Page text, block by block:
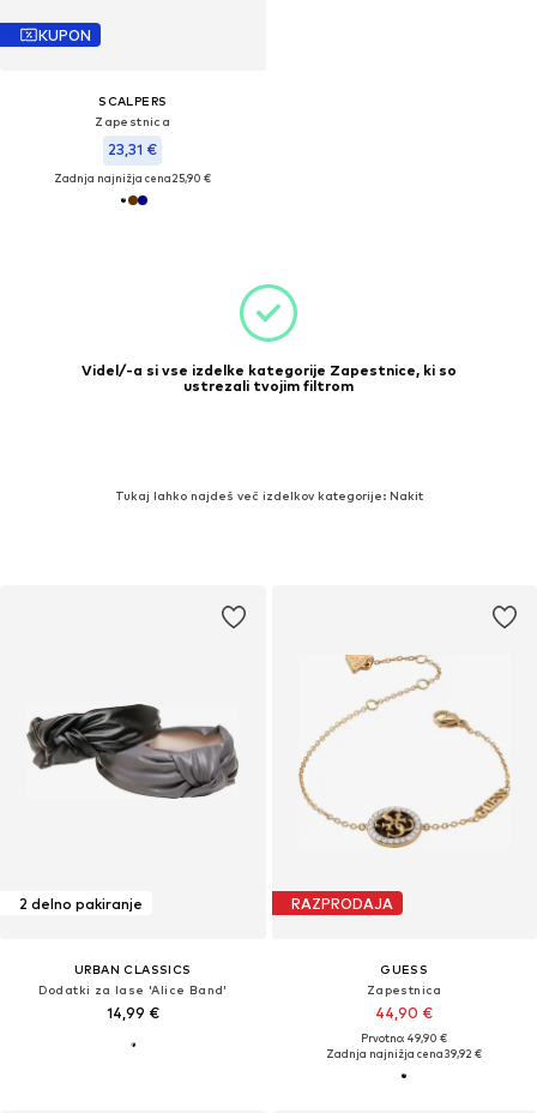
KUPON
SCALPERS
Zapestnica
23,31 €
Zadnja najnižja cena25,90 €
Videl/-a si vse izdelke kategorije Zapestnice, ki so
ustrezali tvojim filtrom
Tukaj lahko najdeš več izdelkov kategorije: Nakit
2 delno pakiranje
URBAN CLASSICS
Dodatki za lase 'Alice Band'
14,99 €
RAZPRODAJA
GUESS
Zapestnica
44,90 €
Prvotno: 49,90 €
Zadnja najnižja cena39,92 €